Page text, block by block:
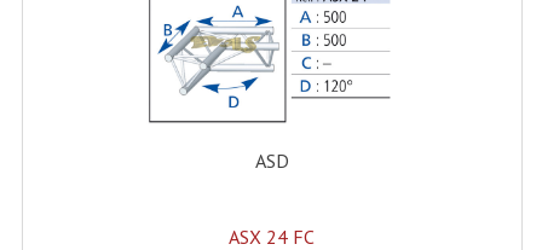
Microphones Filaires
Micro Sans Fil HF VHF 200MHZ
Micro Sans Fil HF UHF 800MHZ
Micros De Studio
ASD
ASX 24 FC